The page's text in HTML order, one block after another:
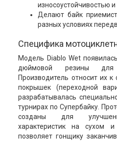
износоустойчивостью
Делают байк
разных условиях
Специфика
Модель Diablo Wet
дюймовой резины для
Производитель относит их
покрышек (переходной
разрабатывалась
турнирах по Супербайку.
созданы для
характеристик на сухом
позволяет гонщику